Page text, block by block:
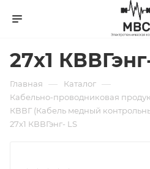
27х1
Главная — Каталог —
Кабельно-проводниковая
КВВГ (Кабель медный
27х1 КВВГэнг- LS